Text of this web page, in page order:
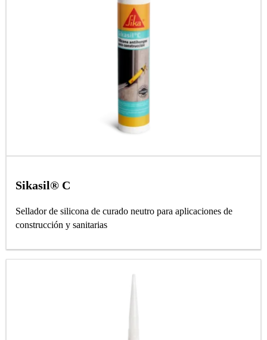
Sikasil® C
Sellador de silicona de curado neutro para aplicaciones de
construcción y sanitarias